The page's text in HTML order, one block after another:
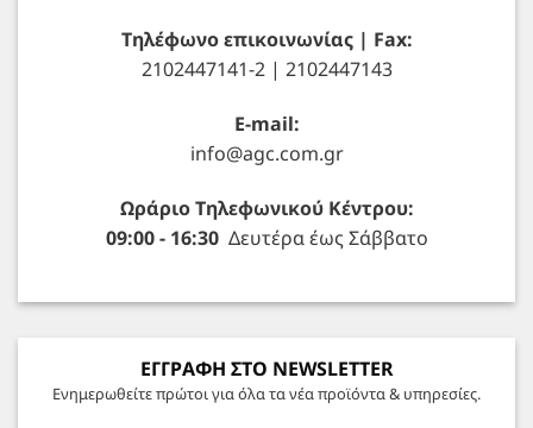
Τηλέφωνο επικοινωνίας | Fax:
2102447141-2 | 2102447143
E-mail:
info@agc.com.gr
Ωράριο Τηλεφωνικού Κέντρου:
09:00 - 16:30Δευτέρα έως Σάββατο
ΕΓΓΡΑΦΗ ΣΤΟ NEWSLETTER
Ενημερωθείτε πρώτοι για όλα τα νέα προϊόντα & υπηρεσίες.